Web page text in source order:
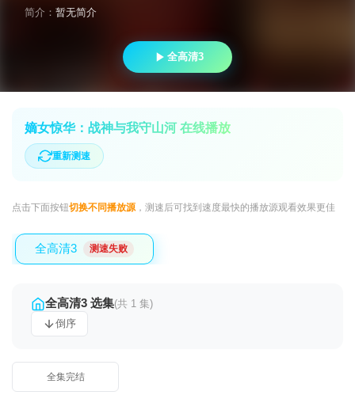
简介： 暂无简介
全高清3
嫡女惊华：战神与我守山河 在线播放
重新测速
点击下面按钮切换不同播放源，测速后可找到速度最快的播放源观看效果更佳
全高清3 测速失败
全高清3 选集(共 1 集)
倒序
全集完结